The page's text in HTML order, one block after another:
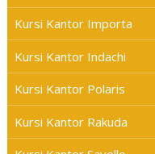
Kursi Kantor Importa
Kursi Kantor Indachi
Kursi Kantor Polaris
Kursi Kantor Rakuda